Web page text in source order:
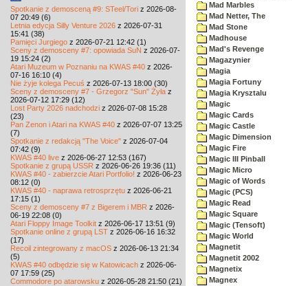
Spotkanie z demosceną #9: STeel/Tori z 2026-08-
07 20:49 (6)
Letnia edycja Silly Venture 2026 z 2026-07-31
15:41 (38)
Pamięci Jurgiego z 2026-07-21 12:42 (1)
Sceny z demosceny #7: opowiada SuN z 2026-07-
19 15:24 (2)
Atari Muzeum w Poznaniu na KWAS #40 z 2026-
07-16 16:10 (4)
Nie żyje kolega Pecuś z 2026-07-13 18:00 (30)
Sceny z demosceny #7 - Grzegorz "Sun" Żyła z
2026-07-12 17:29 (12)
Lost Party 2026 nadchodzi z 2026-07-08 15:28
(23)
Pan Zenon i Atari na KWAS #40 z 2026-07-07 13:25
(7)
Spotkanie z redakcją "The Voice" z 2026-07-04
07:42 (9)
KWAS #40 live z 2026-06-27 12:53 (167)
Spotkanie z grupą USSR z 2026-06-26 19:36 (11)
KWAS #40 - zabierzcie Atari Portfolio! z 2026-06-23
08:12 (0)
KWAS #40 - naprawa retrosprzętu z 2026-06-21
17:15 (1)
Sceny z demosceny #7 z Bigerem i MBR z 2026-
06-19 22:08 (0)
Atari Floppy Image Toolkit z 2026-06-17 13:51 (9)
Spotkanie online z grupą LST z 2026-06-16 16:32
(17)
Recoil zintegrowany z macOS z 2026-06-13 21:34
(5)
KWAS #40 odbędzie się w Katowicach z 2026-06-
07 17:59 (25)
Commodore po atarowsku z 2026-05-28 21:50 (21)
Mad Marbles
Mad Netter, The
Mad Stone
Madhouse
Mad's Revenge
Magazynier
Magia
Magia Fortuny
Magia Krysztalu
Magic
Magic Cards
Magic Castle
Magic Dimension
Magic Fire
Magic III Pinball
Magic Micro
Magic of Words
Magic (PCS)
Magic Read
Magic Square
Magic (Tensoft)
Magic World
Magnetit
Magnetit 2002
Magnetix
Magnex